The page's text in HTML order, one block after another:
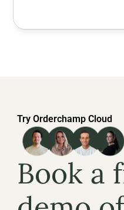
Try Orderchamp Cloud
Book a